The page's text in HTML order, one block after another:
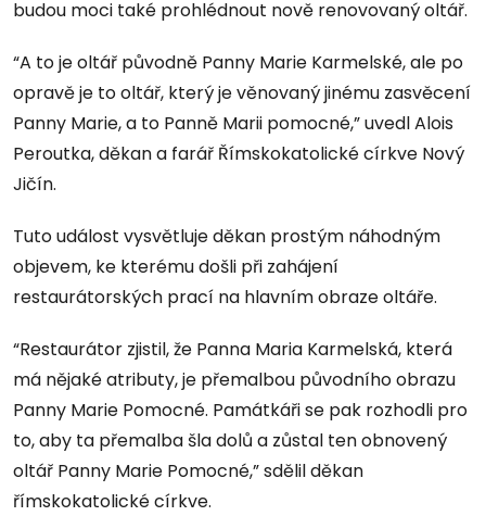
budou moci také prohlédnout nově renovovaný oltář.
“A to je oltář původně Panny Marie Karmelské, ale po
opravě je to oltář, který je věnovaný jinému zasvěcení
Panny Marie, a to Panně Marii pomocné,” uvedl Alois
Peroutka, děkan a farář Římskokatolické církve Nový
Jičín.
Tuto událost vysvětluje děkan prostým náhodným
objevem, ke kterému došli při zahájení
restaurátorských prací na hlavním obraze oltáře.
“Restaurátor zjistil, že Panna Maria Karmelská, která
má nějaké atributy, je přemalbou původního obrazu
Panny Marie Pomocné. Památkáři se pak rozhodli pro
to, aby ta přemalba šla dolů a zůstal ten obnovený
oltář Panny Marie Pomocné,” sdělil děkan
římskokatolické církve.